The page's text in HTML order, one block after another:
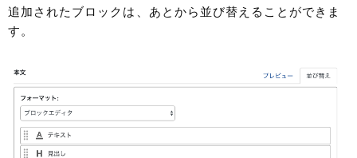
追加されたブロックは、あとから並び替えることができま
す。